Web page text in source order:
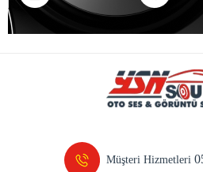
Müşteri Hizmetleri